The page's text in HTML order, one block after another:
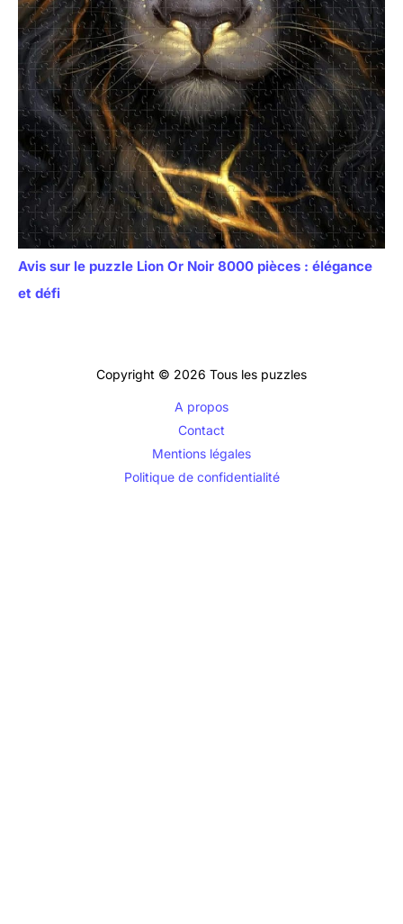
Avis sur le puzzle Lion Or Noir 8000 pièces : élégance
et défi
Copyright © 2026 Tous les puzzles
A propos
Contact
Mentions légales
Politique de confidentialité